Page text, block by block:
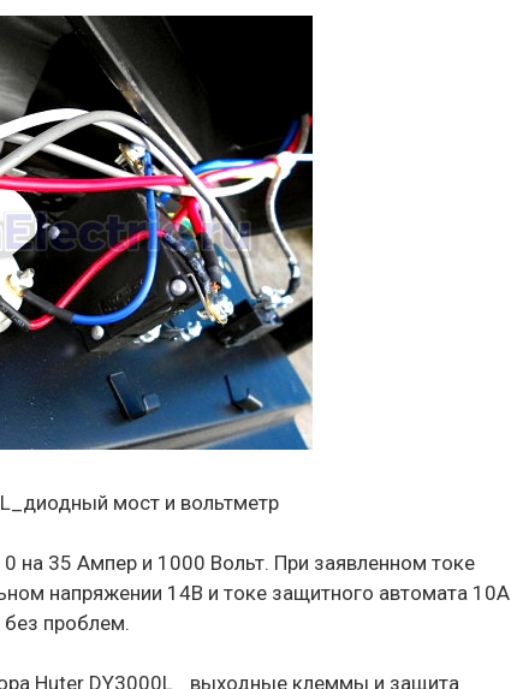
мост и вольтметр
на 35 Ампер и 1000 Вольт. При заявленном токе
напряжении 14В и токе защитного автомата 10А
проблем.